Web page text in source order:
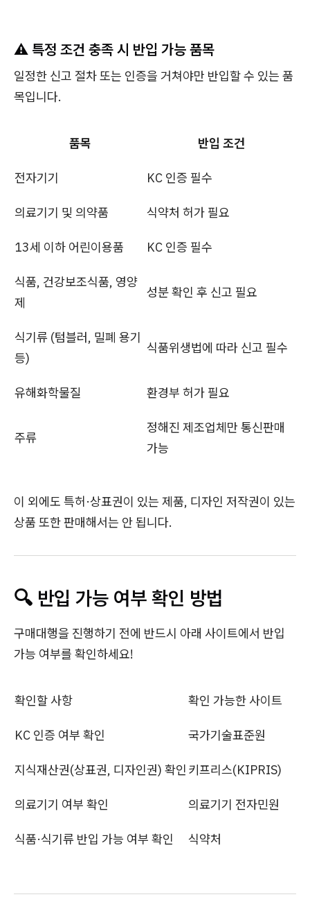
⚠️ 특정 조건 충족 시 반입 가능 품목
일정한 신고 절차 또는 인증을 거쳐야만 반입할 수 있는 품
목입니다.
품목 반입 조건
전자기기 KC 인증 필수
의료기기 및 의약품 식약처 허가 필요
13세 이하 어린이용품 KC 인증 필수
식품, 건강보조식품, 영양
제
성분 확인 후 신고 필요
식기류 (텀블러, 밀폐 용기
등)
식품위생법에 따라 신고 필수
유해화학물질 환경부 허가 필요
주류
정해진 제조업체만 통신판매
가능
이 외에도 특허·상표권이 있는 제품, 디자인 저작권이 있는
상품 또한 판매해서는 안 됩니다.
🔍 반입 가능 여부 확인 방법
구매대행을 진행하기 전에 반드시 아래 사이트에서 반입
가능 여부를 확인하세요!
확인할 사항 확인 가능한 사이트
KC 인증 여부 확인 국가기술표준원
지식재산권(상표권, 디자인권) 확인 키프리스(KIPRIS)
의료기기 여부 확인 의료기기 전자민원
식품·식기류 반입 가능 여부 확인 식약처